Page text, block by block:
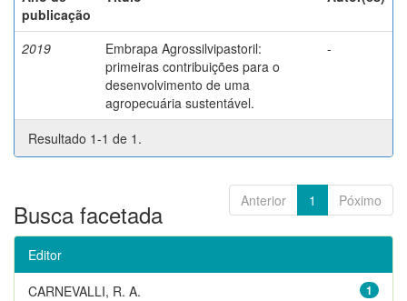
publicação
2019
Embrapa Agrossilvipastoril:
primeiras contribuições para o
desenvolvimento de uma
agropecuária sustentável.
-
Resultado 1-1 de 1.
Anterior 1 Póximo
Busca facetada
Editor
1
CARNEVALLI, R. A.